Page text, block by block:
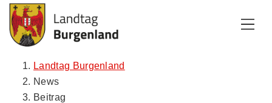
Zum Inhalt
Zum Menü
Zur Suche
Landtag Burgenland
News
Beitrag